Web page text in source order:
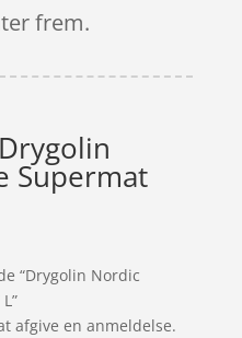
frem.
Drygolin
Supermat
“Drygolin Nordic
afgive en anmeldelse.